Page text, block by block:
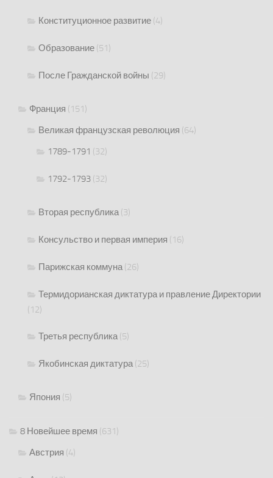
Конституционное развитие (4)
Образование (51)
После Гражданской войны (29)
Франция (151)
Великая французская революция (64)
1789-1791 (32)
1792-1793 (32)
Вторая республика(3)
Консульство и первая империя (16)
Парижская коммуна(26)
Термидорианская диктатура и правление Директории
(12)
Третья республика(5)
Якобинская диктатура(25)
Япония (5)
8 Новейшее время (631)
Австрия (4)